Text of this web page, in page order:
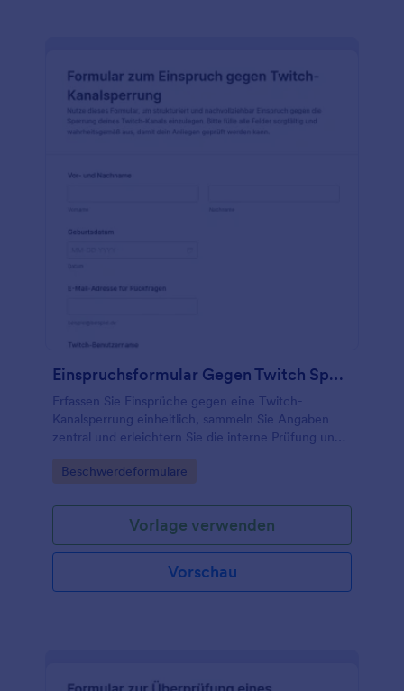
Einspruchsformular Gegen Twitch Sperre
Erfassen Sie Einsprüche gegen eine Twitch-
Kanalsperrung einheitlich, sammeln Sie Angaben
zentral und erleichtern Sie die interne Prüfung und
Formularvorlage von Jotform.
Go to Category:
Beschwerdeformulare
Vorlage verwenden
Vorschau